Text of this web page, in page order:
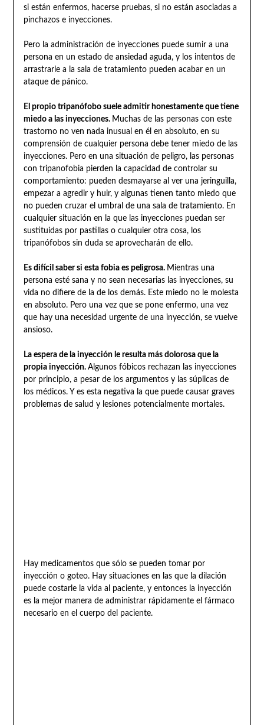
si están enfermos, hacerse pruebas, si no están asociadas a
pinchazos e inyecciones.
Pero la administración de inyecciones puede sumir a una
persona en un estado de ansiedad aguda, y los intentos de
arrastrarle a la sala de tratamiento pueden acabar en un
ataque de pánico.
El propio tripanófobo suele admitir honestamente que tiene
miedo a las inyecciones. Muchas de las personas con este
trastorno no ven nada inusual en él en absoluto, en su
comprensión de cualquier persona debe tener miedo de las
inyecciones. Pero en una situación de peligro, las personas
con tripanofobia pierden la capacidad de controlar su
comportamiento: pueden desmayarse al ver una jeringuilla,
empezar a agredir y huir, y algunas tienen tanto miedo que
no pueden cruzar el umbral de una sala de tratamiento. En
cualquier situación en la que las inyecciones puedan ser
sustituidas por pastillas o cualquier otra cosa, los
tripanófobos sin duda se aprovecharán de ello.
Es difícil saber si esta fobia es peligrosa. Mientras una
persona esté sana y no sean necesarias las inyecciones, su
vida no difiere de la de los demás. Este miedo no le molesta
en absoluto. Pero una vez que se pone enfermo, una vez
que hay una necesidad urgente de una inyección, se vuelve
ansioso.
La espera de la inyección le resulta más dolorosa que la
propia inyección. Algunos fóbicos rechazan las inyecciones
por principio, a pesar de los argumentos y las súplicas de
los médicos. Y es esta negativa la que puede causar graves
problemas de salud y lesiones potencialmente mortales.
Hay medicamentos que sólo se pueden tomar por
inyección o goteo. Hay situaciones en las que la dilación
puede costarle la vida al paciente, y entonces la inyección
es la mejor manera de administrar rápidamente el fármaco
necesario en el cuerpo del paciente.